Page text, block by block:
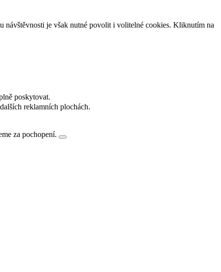
návštěvnosti je však nutné povolit i volitelné cookies. Kliknutím na
poskytovat.
reklamních plochách.
za pochopení.